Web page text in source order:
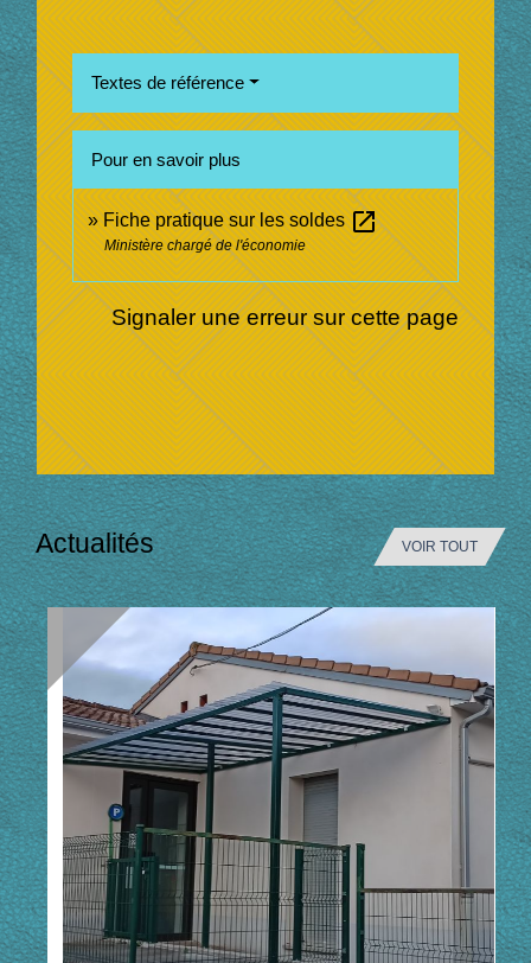
Textes de référence
Pour en savoir plus
Fiche pratique sur les soldesopen_in_new
Ministère chargé de l'économie
Signaler une erreur sur cette page
Actualités VOIR TOUT